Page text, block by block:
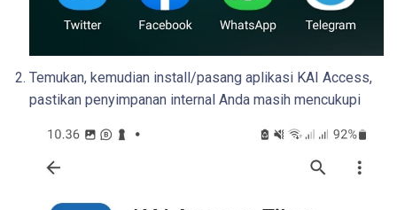
Temukan, kemudian install/pasang aplikasi KAI Access,
pastikan penyimpanan internal Anda masih mencukupi